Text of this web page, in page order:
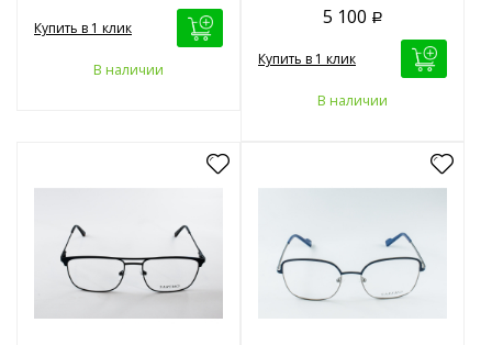
Купить в 1 клик
В наличии
5 100 Р
Купить в 1 клик
В наличии